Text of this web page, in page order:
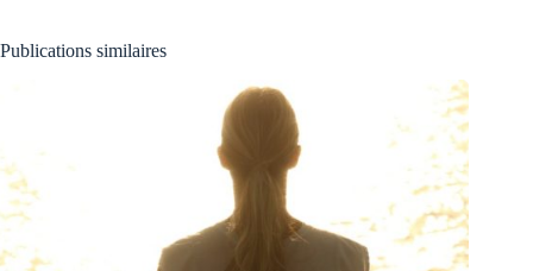
Publications similaires